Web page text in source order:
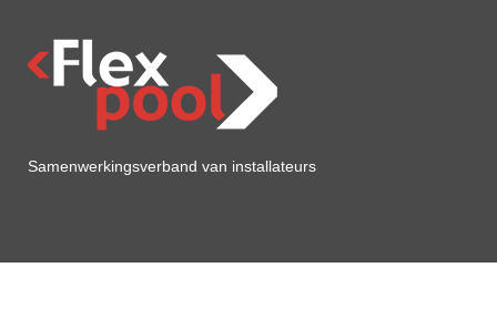
Samenwerkingsverband van installateurs